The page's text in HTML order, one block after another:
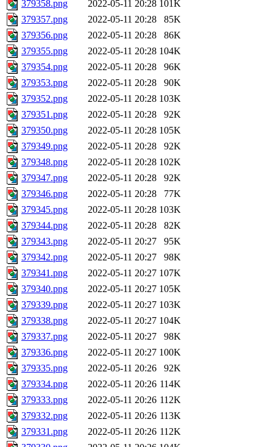
379358.png 2022-05-11 20:28 101K
379357.png
2022-05-11 20:28
85K
379356.png
2022-05-11 20:28
86K
379355.png
2022-05-11 20:28 104K
379354.png
2022-05-11 20:28
96K
379353.png
2022-05-11 20:28
90K
379352.png
2022-05-11 20:28 103K
379351.png
2022-05-11 20:28
92K
379350.png
2022-05-11 20:28 105K
379349.png
2022-05-11 20:28
92K
379348.png
2022-05-11 20:28 102K
379347.png
2022-05-11 20:28
92K
379346.png
2022-05-11 20:28
77K
379345.png
2022-05-11 20:28 103K
379344.png
2022-05-11 20:28
82K
379343.png
2022-05-11 20:27
95K
379342.png
2022-05-11 20:27
98K
379341.png
2022-05-11 20:27 107K
379340.png
2022-05-11 20:27 105K
379339.png
2022-05-11 20:27 103K
379338.png
2022-05-11 20:27 104K
379337.png
2022-05-11 20:27
98K
379336.png
2022-05-11 20:27 100K
379335.png
2022-05-11 20:26
92K
379334.png
2022-05-11 20:26 114K
379333.png
2022-05-11 20:26 112K
379332.png
2022-05-11 20:26 113K
379331.png
2022-05-11 20:26 112K